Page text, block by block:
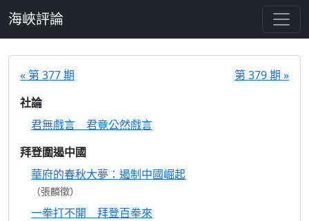
海峽評論
« 第 377 期
第 379 期 »
社論
君無戲言 君竟公然戲言
拜登圍遏中國
華府的春秋大夢：遏制中國崛起
（張麟徵）
一拳打不開 拜登百拳來